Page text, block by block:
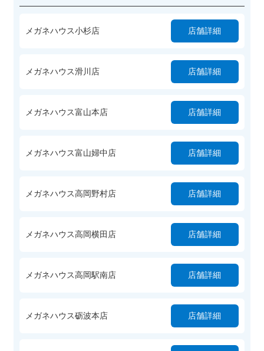
メガネハウス小杉店 店舗詳細
メガネハウス滑川店 店舗詳細
メガネハウス富山本店 店舗詳細
メガネハウス富山婦中店 店舗詳細
メガネハウス高岡野村店 店舗詳細
メガネハウス高岡横田店 店舗詳細
メガネハウス高岡駅南店 店舗詳細
メガネハウス砺波本店 店舗詳細